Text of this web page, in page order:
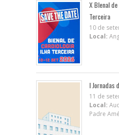
X BIenal
Terceira
10 de
Local:
I Jornadas
11 de
Local:
Padre